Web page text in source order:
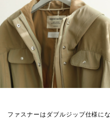
ファスナーはダブルジップ仕様に